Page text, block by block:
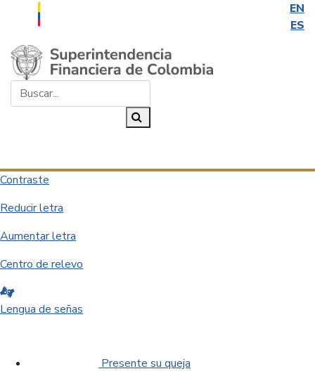
EN
ES
Saltar al contenido principal
Contraste
Reducir letra
Aumentar letra
Centro de relevo
Lengua de señas
Presente su queja